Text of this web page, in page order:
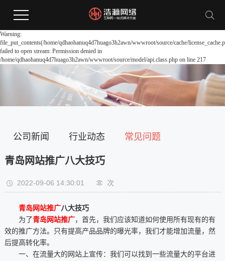
Warning:
file_put_contents(/home/qdhaohanuq4d7huago3h2awn/wwwroot/source/cache/
failed to open stream: Permission denied in
/home/qdhaohanuq4d7huago3h2awn/wwwroot/source/model/api.class.php on line 217
公司新闻 行业动态 常见问题
青岛网站推广八大技巧
2022-09-06 14:30:01 次
青岛网站推广八大技巧
为了青岛网站推广，首先，我们应该知道如何使用所有现有的有
效的推广方法。只有提高产品品牌的曝光率，我们才能增加流量，然
后提高转化率。
一、在流量大的网站上宣传：我们可以找到一些流量大的平台进